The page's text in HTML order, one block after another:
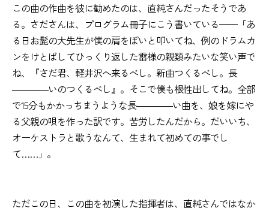
この曲の作曲を彼に勧めたのは、直純さんだったそうであ
る。さださんは、プログラム冊子にこう書いている——「あ
る日お髭の大先生が僕の肩をぽいと叩いてね、例のドラムカ
ンをけとばしてひっくり返した雷様の親類みたいな笑い声で
ね、『さだ君、軽井沢へ来るべし。新曲つくるべし。長
――――いのつくるべし』。そこで僕も根性出してね。全部
で15分もかかっちまうような長――――い曲を、娘を嫁にや
る父親の唄を作った訳です。苦労したんだから。だいいち、
オーケストラと歌うなんて、生まれて初めての事でし
て……」。
ただこの日、この曲を初演した指揮者は、直純さんではなか